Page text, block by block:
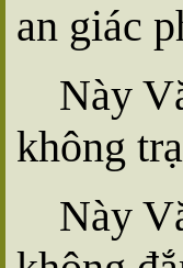
an giác
Này
không
Này